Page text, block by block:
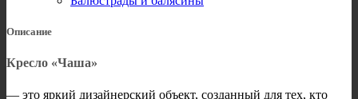
Описание
Кресло «Чаша»
— это яркий дизайнерский объект, созданный для тех, кто